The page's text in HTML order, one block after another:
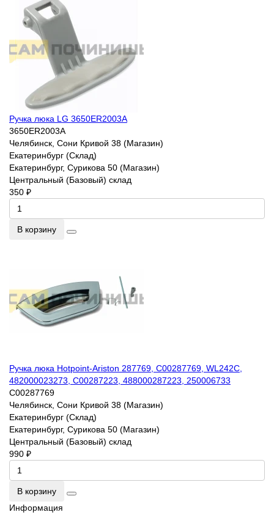
Ручка люка LG 3650ER2003A
3650ER2003A
Челябинск, Сони Кривой 38 (Магазин)
Екатеринбург (Склад)
Екатеринбург, Сурикова 50 (Магазин)
Центральный (Базовый) склад
350 ₽
В корзину
Ручка люка Hotpoint-Ariston 287769, C00287769, WL242C,
482000023273, C00287223, 488000287223, 250006733
C00287769
Челябинск, Сони Кривой 38 (Магазин)
Екатеринбург (Склад)
Екатеринбург, Сурикова 50 (Магазин)
Центральный (Базовый) склад
990 ₽
В корзину
Информация